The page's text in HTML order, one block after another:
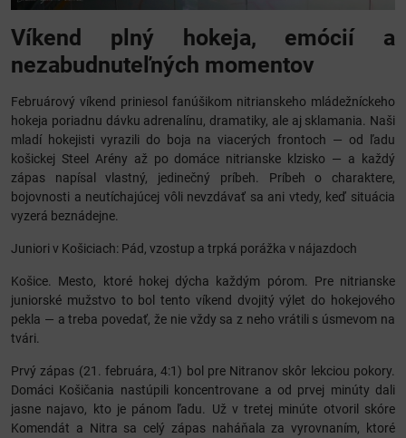
Víkend plný hokeja, emócií a
nezabudnuteľných momentov
Februárový víkend priniesol fanúšikom nitrianskeho mládežníckeho
hokeja poriadnu dávku adrenalínu, dramatiky, ale aj sklamania. Naši
mladí hokejisti vyrazili do boja na viacerých frontoch — od ľadu
košickej Steel Arény až po domáce nitrianske klzisko — a každý
zápas napísal vlastný, jedinečný príbeh. Príbeh o charaktere,
bojovnosti a neutíchajúcej vôli nevzdávať sa ani vtedy, keď situácia
vyzerá beznádejne.
Juniori v Košiciach: Pád, vzostup a trpká porážka v nájazdoch
Košice. Mesto, ktoré hokej dýcha každým pórom. Pre nitrianske
juniorské mužstvo to bol tento víkend dvojitý výlet do hokejového
pekla — a treba povedať, že nie vždy sa z neho vrátili s úsmevom na
tvári.
Prvý zápas (21. februára, 4:1) bol pre Nitranov skôr lekciou pokory.
Domáci Košičania nastúpili koncentrovane a od prvej minúty dali
jasne najavo, kto je pánom ľadu. Už v tretej minúte otvoril skóre
Komendát a Nitra sa celý zápas naháňala za vyrovnaním, ktoré